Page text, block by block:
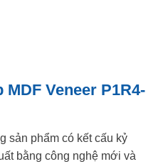
Veneer P1R4-
sản phẩm có kết cấu kỷ
bằng công nghệ mới và